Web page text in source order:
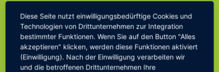
Montag bis Freitag
08.30 bis 12.00
Uhr
Donnerstag
14.00 bis 18.00
Uhr
Sowie nach telefonischer Absprache
Diese Seite nutzt einwilligungsbedürftige Cookies und
Technologien von Drittunternehmen zur Integration
bestimmter Funktionen. Wenn Sie auf den Button "Alles
akzeptieren" klicken, werden diese Funktionen aktiviert
(Einwilligung). Nach der Einwilligung verarbeiten wir
und die betroffenen Drittunternehmen Ihre